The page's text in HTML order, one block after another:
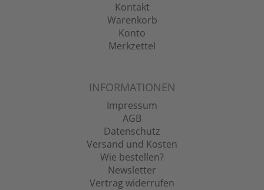
Kontakt
Warenkorb
Konto
Merkzettel
INFORMATIONEN
Impressum
AGB
Datenschutz
Versand und Kosten
Wie bestellen?
Newsletter
Vertrag widerrufen